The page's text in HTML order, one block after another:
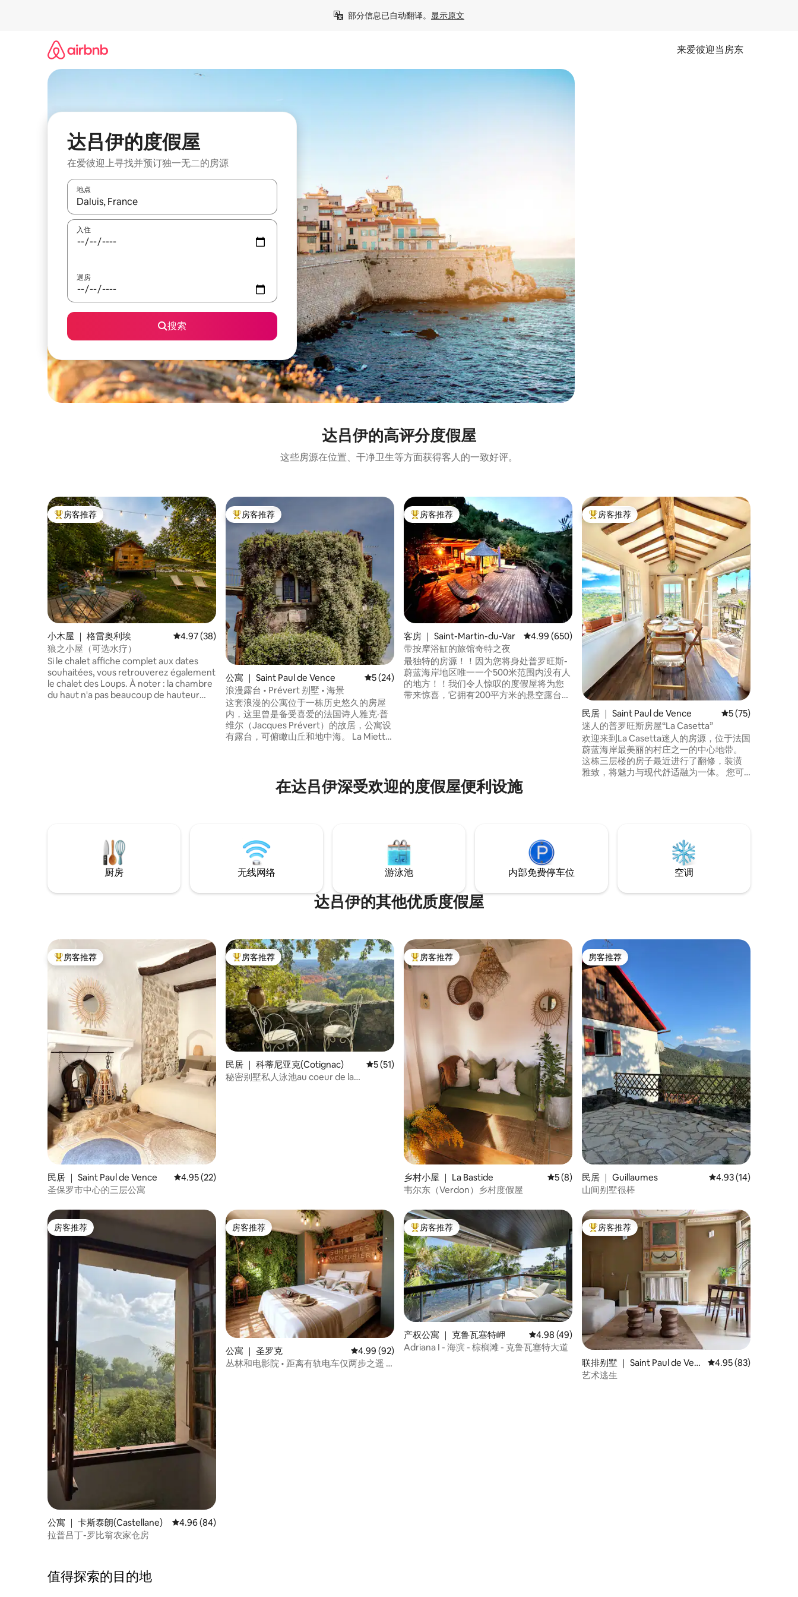
部分信息已自动翻译。 显示原文
来爱彼迎当房东
达吕伊的度假屋
在爱彼迎上寻找并预订独一无二的房源
地点
如有搜索结果，请使用上下方向键查看，或通过点击或滑动手势浏览。
入住
退房
搜索
达吕伊的高评分度假屋
这些房源在位置、干净卫生等方面获得客人的一致好评。
热门「房客推荐」
房客推荐
小木屋 ｜ 格雷奥利埃 平均评分 4.97 分（满分 5 分），共 38 条评价
4.97 (38)
狼之小屋（可选水疗）
Si le chalet affiche complet aux dates
souhaitées, vous retrouverez également
le chalet des Loups. À noter : la chambre
du haut n'a pas beaucoup de hauteur
热门「房客推荐」
房客推荐
公寓 ｜ Saint Paul de Vence 平均评分 5 分（满分 5 分），共 24 条评价
5 (24)
浪漫露台 • Prévert 别墅 • 海景
这套浪漫的公寓位于一栋历史悠久的房屋
内，这里曾是备受喜爱的法国诗人雅克·普
维尔（Jacques Prévert）的故居，公寓设
有露台，可俯瞰山丘和地中海。 La Miette
法国蔚蓝海岸最美丽的村庄之一享受浪漫
住宿体验的情侣入住，距离艺术画廊、咖
热门「房客推荐」
房客推荐
客房 ｜ Saint-Martin-du-Var 平均评分 4.99 分（满分 5 分），共 650 条评价
4.99 (650)
带按摩浴缸的旅馆奇特之夜
最独特的房源！！因为您将身处普罗旺斯-
蔚蓝海岸地区唯一一个500米范围内没有人
的地方！！我们令人惊叹的度假屋将为您
带来惊喜，它拥有200平方米的悬空露台，
热门「房客推荐」
房客推荐
民居 ｜ Saint Paul de Vence 平均评分 5 分（满
5 (75)
迷人的普罗旺斯房屋“La Casetta”
欢迎来到La Casetta迷人的房源，位于法国
蔚蓝海岸最美丽的村庄之一的中心地带。
这栋三层楼的房子最近进行了翻修，装潢
雅致，将魅力与现代舒适融为一体。 您可
在达吕伊深受欢迎的度假屋便利设施
厨房 无线网络 游泳池 内部免费停车位 空调
达吕伊的其他优质度假屋
热门「房客推荐」
房客推荐
民居 ｜ Saint Paul de Vence 平均评分 4.95 分（满分 5 分），共 22 条评价
4.95 (22)
圣保罗市中心的三层公寓
热门「房客推荐」
房客推荐
民居 ｜ 科蒂尼亚克(Cotignac) 平均评分 5 分（满分 5 分），共 51 条评价
5 (51)
秘密别墅私人泳池au coeur de la
热门「房客推荐」
房客推荐
乡村小屋 ｜ La Bastide 平均评分 5 分（满分 5 分），共 8 条评价
5 (8)
韦尔东（Verdon）乡村度假屋
房客推荐
房客推荐
民居 ｜ Guillaumes 平均评分 4.93 分（满
4.93 (14)
山间别墅很棒
房客推荐
房客推荐
公寓 ｜ 卡斯泰朗(Castellane) 平均评分 4.96 分（满分 5 分），共 84 条评价
4.96 (84)
拉普吕丁-罗比翁农家仓房
房客推荐
房客推荐
公寓 ｜ 圣罗克 平均评分 4.99 分（满分 5 分），共 92 条评价
4.99 (92)
丛林和电影院 • 距离有轨电车仅两步之遥 •
热门「房客推荐」
房客推荐
产权公寓 ｜ 克鲁瓦塞特岬 平均评分 4.98 分（满分 5 分），共 49 条评价
4.98 (49)
Adriana I - 海滨 - 棕榈滩 - 克鲁瓦塞特大道
热门「房客推荐」
房客推荐
联排别墅 ｜ Saint Paul de Ven
ce
平均评分 4.95 分（满
4.95 (83)
艺术逃生
值得探索的目的地